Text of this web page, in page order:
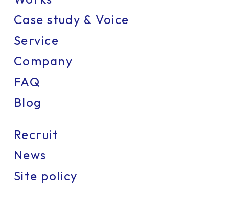
Case study & Voice
Service
Company
FAQ
Blog
Recruit
News
Site policy